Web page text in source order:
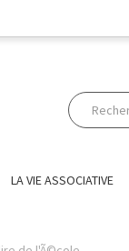
LA VIE ASSOCIATIVE